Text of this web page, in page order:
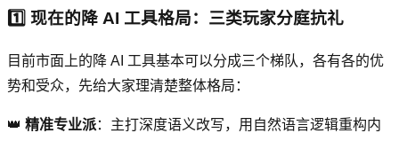
1️⃣ 现在的降 AI 工具格局：三类玩家分庭抗礼
目前市面上的降 AI 工具基本可以分成三个梯队，各有各的优
势和受众，先给大家理清楚整体格局：
👑 精准专业派：主打深度语义改写，用自然语言逻辑重构内